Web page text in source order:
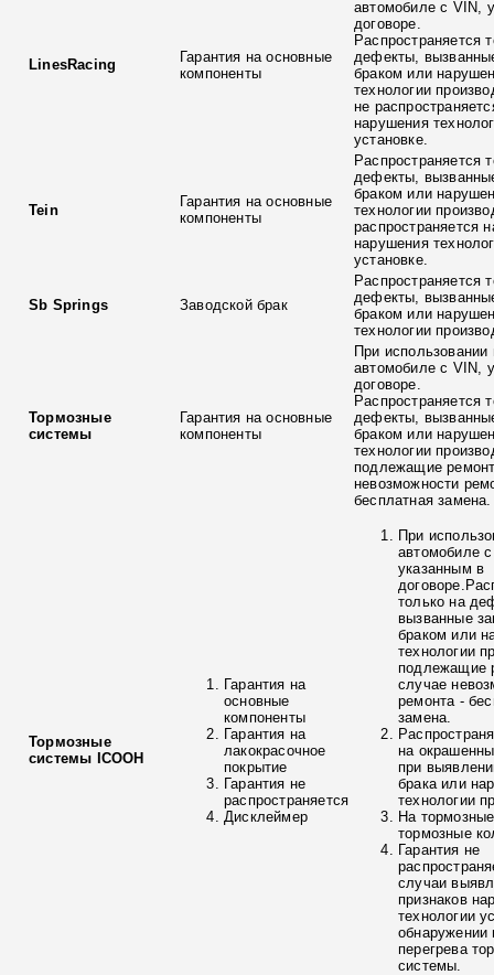
LinesRacing
Гарантия на основные
компоненты
автомобиле с VIN,
договоре.
Распространяется
дефекты,
браком или
технологии
не
нарушения
установке.
Tein
Гарантия на основные
компоненты
Распространяется
дефекты,
браком или
технологии
распространяется
нарушения
установке.
Sb Springs Заводской брак
Распространяется
дефекты,
браком или
технологии
Тормозные
системы
Гарантия на основные
компоненты
При использовании
автомобиле с VIN,
договоре.
Распространяется
дефекты,
браком или
технологии
подлежащие
невозможности
бесплатная замена.
Тормозные
системы ICOOH
Гарантия на
основные
компоненты
Гарантия на
лакокрасочное
покрытие
Гарантия не
распространяется
Дисклеймер
При
автомобиле
указанным в
только на
вызванные
браком или
технологии
подлежащие
случае
ремонта -
замена.
на
при
брака или
технологии
На
тормозные
Гарантия не
случаи
признаков
технологии
обнаружении
перегрева
системы.